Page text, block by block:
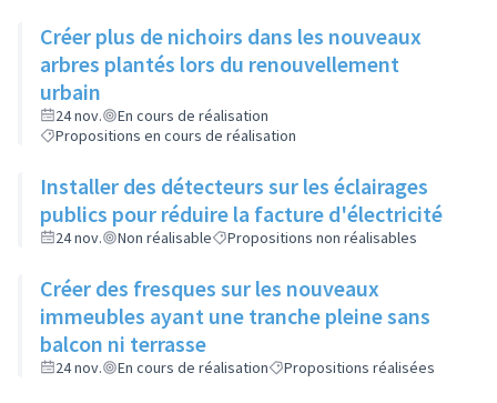
Créer plus de nichoirs dans les nouveaux
arbres plantés lors du renouvellement
urbain
24 nov.
En cours de réalisation
Propositions en cours de réalisation
Installer des détecteurs sur les éclairages
publics pour réduire la facture d'électricité
24 nov. Non réalisable Propositions non réalisables
Créer des fresques sur les nouveaux
immeubles ayant une tranche pleine sans
balcon ni terrasse
24 nov. En cours de réalisation Propositions réalisées